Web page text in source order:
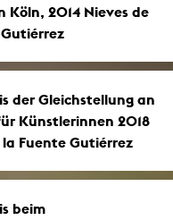
Köln, 2014 Nieves de
der Gleichstellung an
Künstlerinnen 2018
la Fuente Gutiérrez
beim